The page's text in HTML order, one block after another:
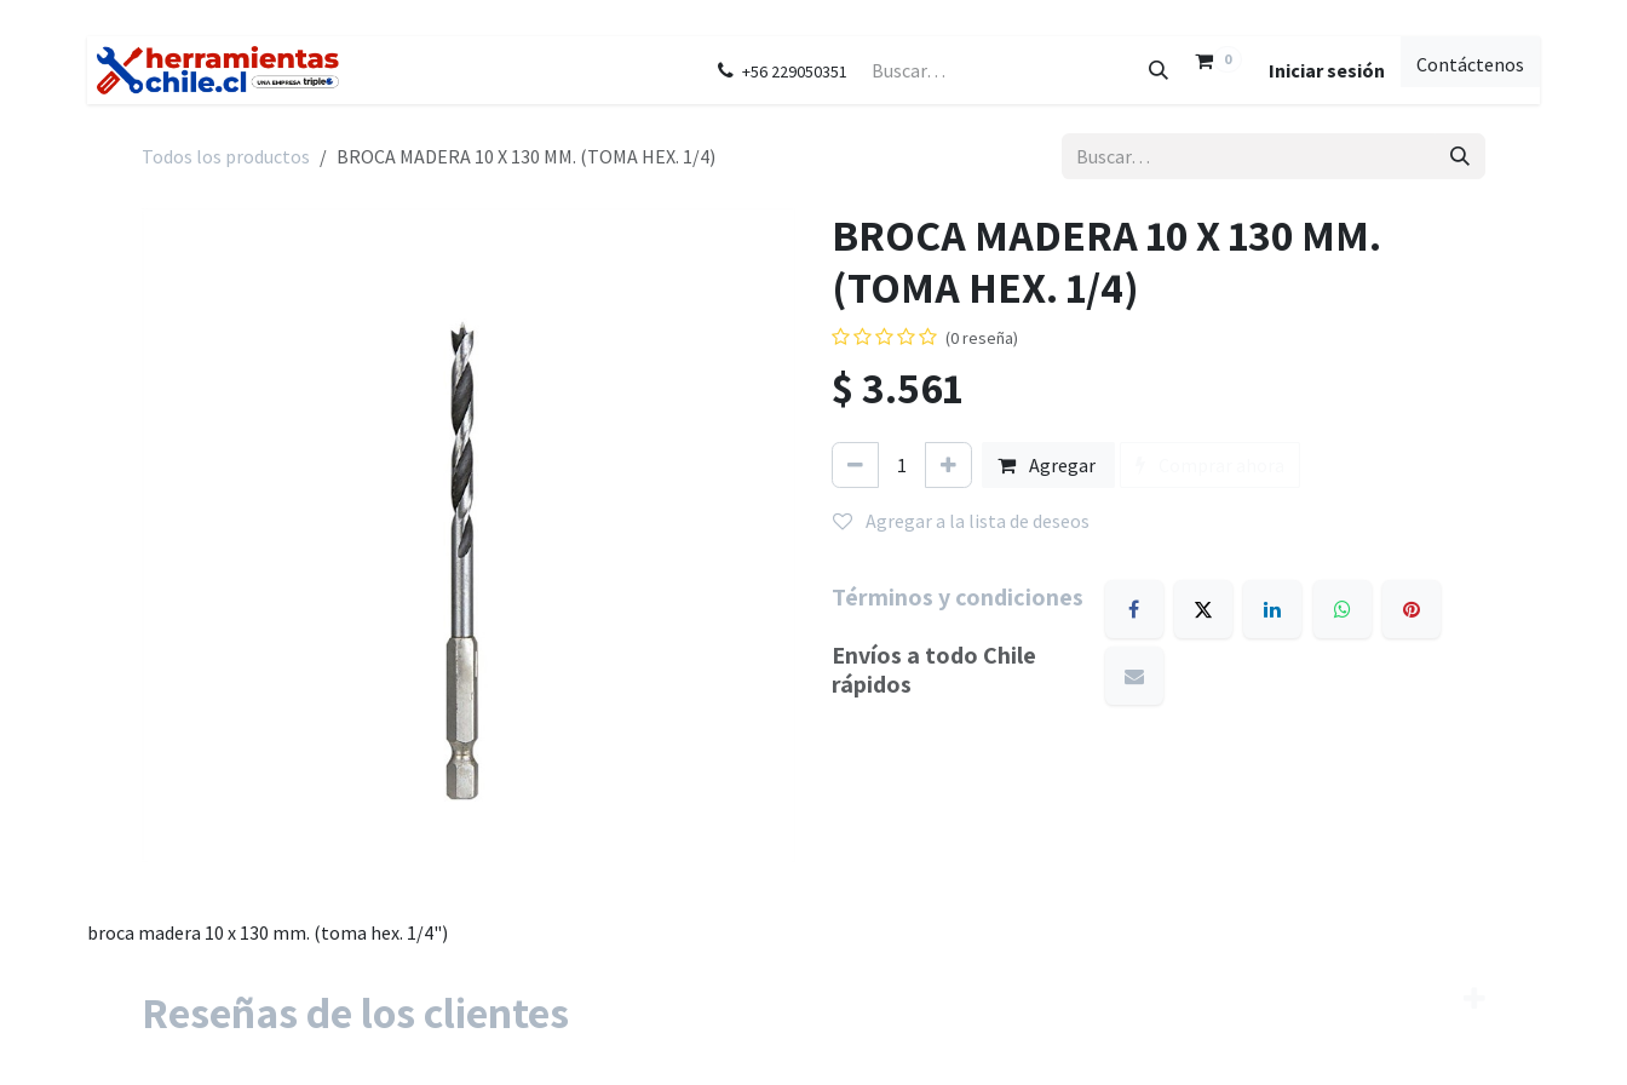
Ir al contenido
Legal+56 229050351
0 Iniciar sesión Contáctenos
Todos los productos BROCA MADERA 10 X 130 MM. (TOMA HEX. 1/4)
BROCA MADERA 10 X 130 MM.
(TOMA HEX. 1/4)
(0 reseña)
$3.561
Agregar
Agregar a la lista de deseos
Términos y condiciones
Envíos a todo Chile
rápidos
broca madera 10 x 130 mm. (toma hex. 1/4")
Reseñas de los clientes